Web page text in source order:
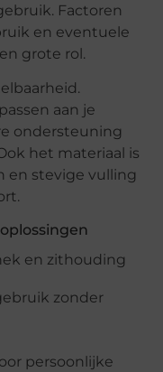
Factoren
en eventuele
grote rol.
aan je
ondersteuning
het materiaal is
en stevige vulling
en zithouding
zonder
persoonlijke